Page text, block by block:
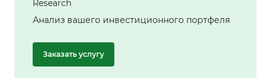
Research
Анализ вашего инвестиционного портфеля
Заказать услугу